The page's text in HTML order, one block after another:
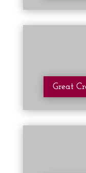
Great